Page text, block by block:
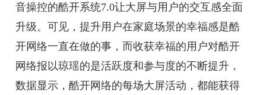
音操控的酷开系统7.0让大屏与用户的交互感全面
升级。可见，提升用户在家庭场景的幸福感是酷
开网络一直在做的事，而收获幸福的用户对酷开
网络报以琼瑶的是活跃度和参与度的不断提升，
数据显示，酷开网络的每场大屏活动，都能获得